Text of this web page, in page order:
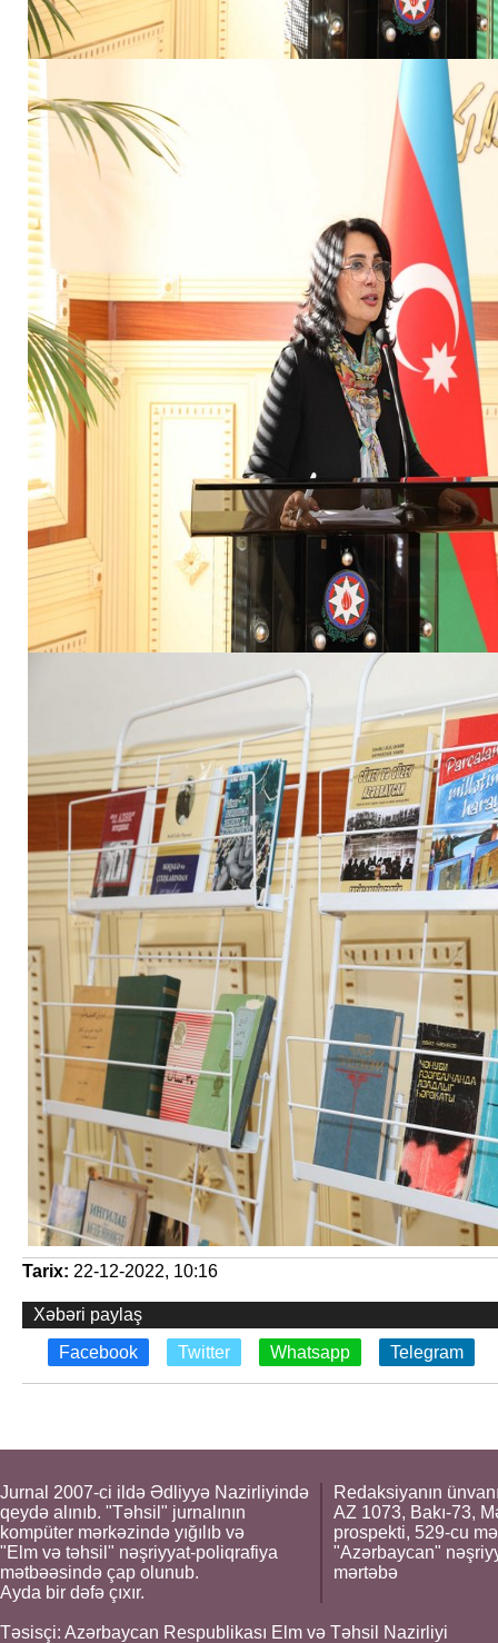
Tarix: 22-12-2022, 10:16
Xəbəri paylaş
Facebook
Twitter Whatsapp Telegram
Jurnal 2007-ci ildə Ədliyyə Nazirliyində
qeydə alınıb. "Təhsil" jurnalının
kompüter mərkəzində yığılıb və
"Elm və təhsil" nəşriyyat-poliqrafiya
mətbəəsində çap olunub.
Ayda bir dəfə çıxır.
Redaksiyanın
AZ 1073, Bakı-73,
prospekti, 529-cu
"Azərbaycan"
mərtəbə
Təsisçi: Azərbaycan Respublikası Elm və Təhsil Nazirliyi